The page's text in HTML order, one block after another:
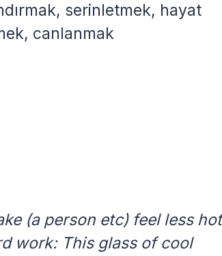
serinletmek, hayat
canlanmak
(a person etc) feel less
work: This glass of cool